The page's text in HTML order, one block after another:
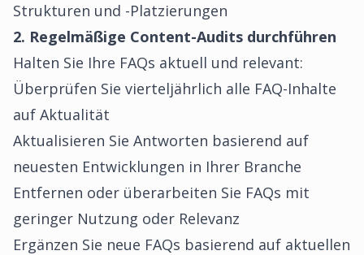
Strukturen und -Platzierungen
2. Regelmäßige Content-Audits durchführen
Halten Sie Ihre FAQs aktuell und relevant:
Überprüfen Sie vierteljährlich alle FAQ-Inhalte
auf Aktualität
Aktualisieren Sie Antworten basierend auf
neuesten Entwicklungen in Ihrer Branche
Entfernen oder überarbeiten Sie FAQs mit
geringer Nutzung oder Relevanz
Ergänzen Sie neue FAQs basierend auf aktuellen